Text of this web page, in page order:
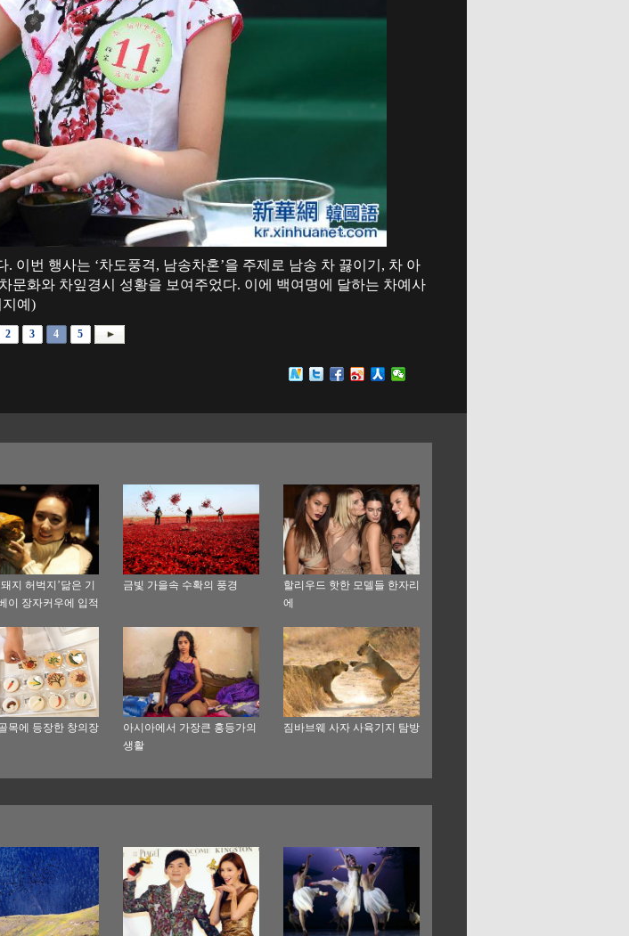
이번 행사는 ‘차도풍격, 남송차혼’을 주제로 남송 차 끓이기, 차 아
문화와 차잎경시 성황을 보여주었다. 이에 백여명에 달하는 차예사
예)
2 3 4 5
지 허벅지’닮은 기
이 장자커우에 입적
금빛 가을속 수확의 풍경
할리우드 핫한 모델들 한자리
에
목에 등장한 창의장
아시아에서 가장큰 홍등가의
생활
짐바브웨 사자 사육기지 탐방